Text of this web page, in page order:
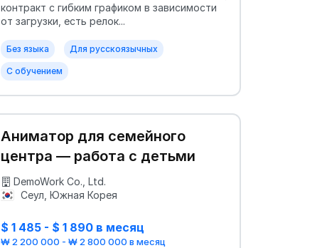
контракт с гибким графиком в зависимости
от загрузки, есть релок...
Без языка Для русскоязычных
С обучением
Аниматор для семейного
центра — работа с детьми
DemoWork Co., Ltd.
Сеул, Южная Корея
$ 1 485 - $ 1 890 в месяц
₩ 2 200 000 - ₩ 2 800 000 в месяц